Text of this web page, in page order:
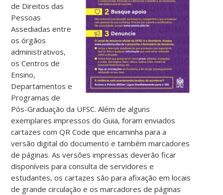
de Direitos das
Pessoas
Assediadas entre
os órgãos
administrativos,
os Centros de
Ensino,
Departamentos e
Programas de
Pós-Graduação da UFSC. Além de alguns
exemplares impressos do Guia, foram enviados
cartazes com QR Code que encaminha para a
versão digital do documento e também marcadores
de páginas. As versões impressas deverão ficar
disponíveis para consulta de servidores e
estudantes, os cartazes são para afixação em locais
de grande circulação e os marcadores de páginas